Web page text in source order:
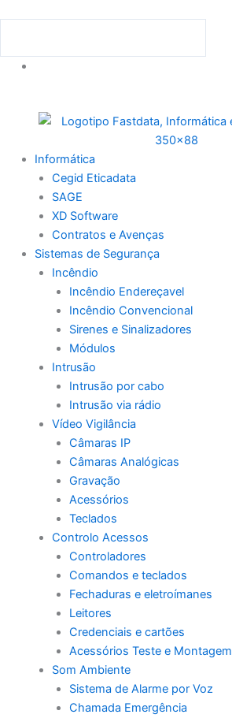
Informática
Cegid Eticadata
SAGE
XD Software
Contratos e Avenças
Sistemas de Segurança
Incêndio
Incêndio Endereçavel
Incêndio Convencional
Sirenes e Sinalizadores
Módulos
Intrusão
Intrusão por cabo
Intrusão via rádio
Vídeo Vigilância
Câmaras IP
Câmaras Analógicas
Gravação
Acessórios
Teclados
Controlo Acessos
Controladores
Comandos e teclados
Fechaduras e eletroímanes
Leitores
Credenciais e cartões
Acessórios Teste e Montagem
Som Ambiente
Sistema de Alarme por Voz
Chamada Emergência
Menu